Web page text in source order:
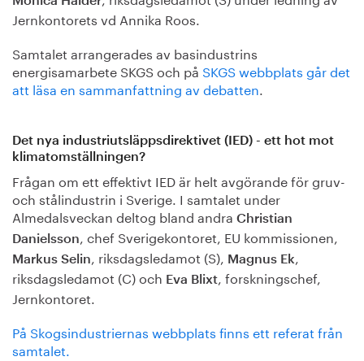
Jernkontorets vd Annika Roos.
Samtalet arrangerades av basindustrins
energisamarbete SKGS och på SKGS webbplats går det
att läsa en sammanfattning av debatten
Det nya industriutsläppsdirektivet (IED) - ett hot mot
klimatomställningen?
Frågan om ett effektivt IED är helt avgörande för gruv-
och stålindustrin i Sverige. I samtalet under
Almedalsveckan deltog bland andra Christian
Danielsson, chef Sverigekontoret, EU kommissionen,
Markus Selin, riksdagsledamot (S), Magnus Ek,
riksdagsledamot (C) och Eva Blixt, forskningschef,
Jernkontoret.
På Skogsindustriernas webbplats finns ett referat från
samtalet.